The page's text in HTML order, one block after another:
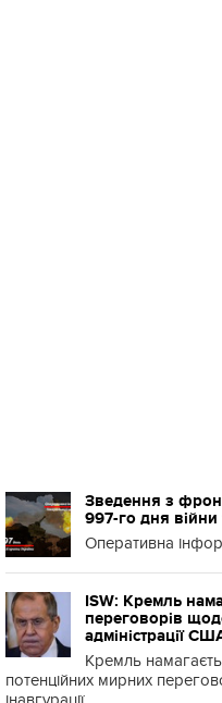
Зведення з
997-го дня
Оперативна
ISW: Кремль
переговорів
адміністрації
Кремль
потенційних мирних